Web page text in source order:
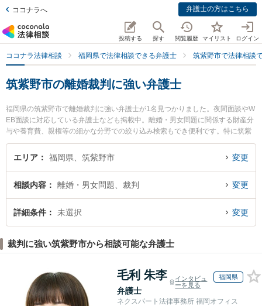
ココナラへ 弁護士の方はこちら
投稿する 探す 閲覧履歴 マイリスト ログイン
ココナラ法律相談 福岡県で法律相談できる弁護士 筑紫野市で法律相談
筑紫野市の離婚裁判に強い弁護士
福岡県の筑紫野市で離婚裁判に強い弁護士が1名見つかりました。夜間面談やW
EB面談に対応している弁護士なども掲載中。離婚・男女問題に関係する財産分
与や養育費、親権等の細かな分野での絞り込み検索もでき便利です。特に筑紫
はまゆう法律事務所の梶永 圭弁護士のプロフィール情報や弁護士費用、強みな
どが注目されています。『筑紫野市で土日や夜間に発生した離婚裁判のトラブ
市内の弁護士に相談予約したい』などでお困りの相談者さんにおすすめです。
エリア 福岡県、筑紫野市 変更
相談内容 離婚・男女問題、裁判 変更
詳細条件 未選択 変更
裁判に強い筑紫野市から相談可能な弁護士
毛利 朱李
弁護士
インタビュ
ーを見る
福岡県
ネクスパート法律事務所 福岡オフィス